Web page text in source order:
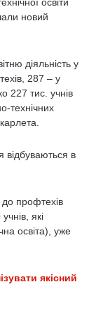
новий
діяльність у
287 – у
227 тис. учнів
технічних
відбуваються в
профтехів
які
освіта), уже
якісний